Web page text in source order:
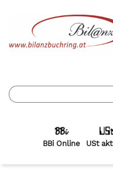
BBi Online USt